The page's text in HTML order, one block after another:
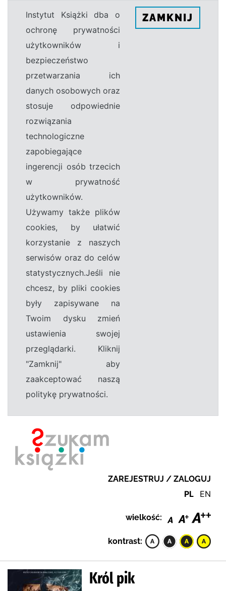
Instytut Książki dba o
ochronę prywatności
użytkowników i
bezpieczeństwo
przetwarzania ich
danych osobowych oraz
stosuje odpowiednie
rozwiązania
technologiczne
zapobiegające
ingerencji osób trzecich
w prywatność
użytkowników.
Używamy także plików
cookies, by ułatwić
korzystanie z naszych
serwisów oraz do celów
statystycznych.Jeśli nie
chcesz, by pliki cookies
były zapisywane na
Twoim dysku zmień
ustawienia swojej
przeglądarki. Kliknij
"Zamknij" aby
zaakceptować naszą
politykę prywatności.
ZAMKNIJ
ZAREJESTRUJ / ZALOGUJ
PL EN
wielkość:
kontrast:
Król pik